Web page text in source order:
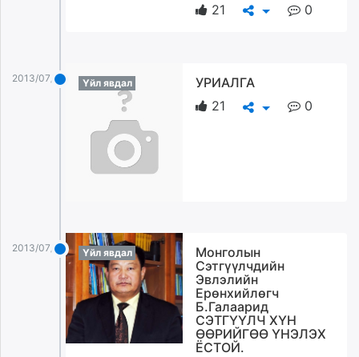
21
0
2013/07/23 Үйл явдал
УРИАЛГА
21
0
2013/07/23 Үйл явдал
Монголын
Сэтгүүлчдийн
Эвлэлийн
Ерөнхийлөгч
Б.Галаарид
СЭТГҮҮЛЧ ХҮН
ӨӨРИЙГӨӨ ҮНЭЛЭХ
ЁСТОЙ.